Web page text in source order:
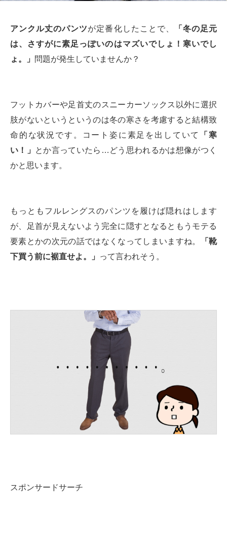
アンクル丈のパンツが定番化したことで、
「冬の足元
は、さすがに素足っぽいのはマズいでしょ！寒いでし
ょ。」
問題が発生していませんか？
フットカバーや足首丈のスニーカーソックス以外に選択
肢がないというというのは冬の寒さを考慮すると結構致
命的な状況です。コート姿に素足を出していて
「寒
い！」
とか言っていたら…どう思われるかは想像がつく
かと思います。
もっともフルレングスのパンツを履けば隠れはします
が、足首が見えないよう完全に隠すとなるともうモテる
要素とかの次元の話ではなくなってしまいますね。
「靴
下買う前に裾直せよ。」
って言われそう。
スポンサードサーチ